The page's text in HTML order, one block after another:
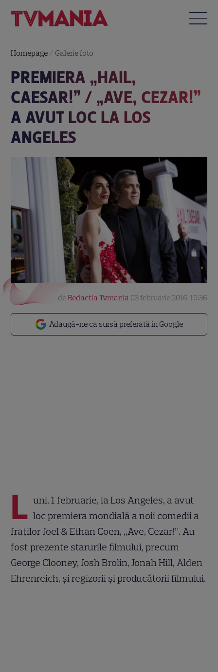
Homepage / Galerie foto
PREMIERA „HAIL,
CAESAR!” / „AVE, CEZAR!”
A AVUT LOC LA LOS
ANGELES
Adaugă-ne ca sursă preferată în Google
deRedactia Tvmania 03 februarie 2016, 10:36
L uni, 1 februarie, la Los Angeles, a avut
loc premiera mondială a noii comedii a
fraților Joel & Ethan Coen, „Ave, Cezar!”. Au
fost prezente starurile filmului, precum
George Clooney, Josh Brolin, Jonah Hill, Alden
Ehrenreich, și regizorii și producătorii filmului.